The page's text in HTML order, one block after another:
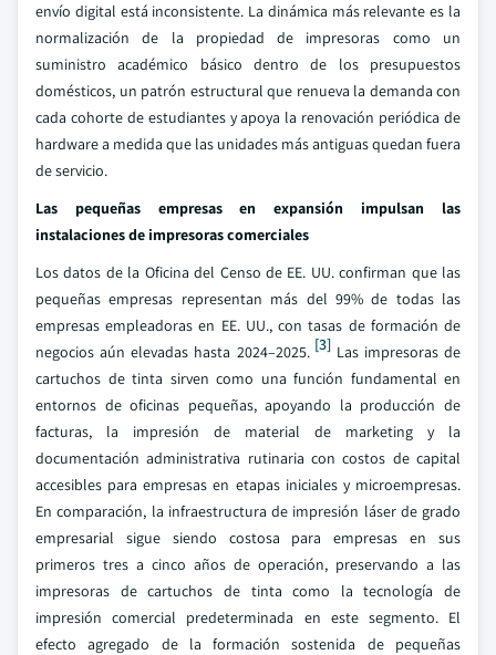
envío digital está inconsistente. La dinámica más relevante es la
normalización de la propiedad de impresoras como un
suministro académico básico dentro de los presupuestos
domésticos, un patrón estructural que renueva la demanda con
cada cohorte de estudiantes y apoya la renovación periódica de
hardware a medida que las unidades más antiguas quedan fuera
de servicio.
Las pequeñas empresas en expansión impulsan las
instalaciones de impresoras comerciales
Los datos de la Oficina del Censo de EE. UU. confirman que las
pequeñas empresas representan más del 99% de todas las
empresas empleadoras en EE. UU., con tasas de formación de
negocios aún elevadas hasta 2024–2025. [3]Las impresoras de
cartuchos de tinta sirven como una función fundamental en
entornos de oficinas pequeñas, apoyando la producción de
facturas, la impresión de material de marketing y la
documentación administrativa rutinaria con costos de capital
accesibles para empresas en etapas iniciales y microempresas.
En comparación, la infraestructura de impresión láser de grado
empresarial sigue siendo costosa para empresas en sus
primeros tres a cinco años de operación, preservando a las
impresoras de cartuchos de tinta como la tecnología de
impresión comercial predeterminada en este segmento. El
efecto agregado de la formación sostenida de pequeñas